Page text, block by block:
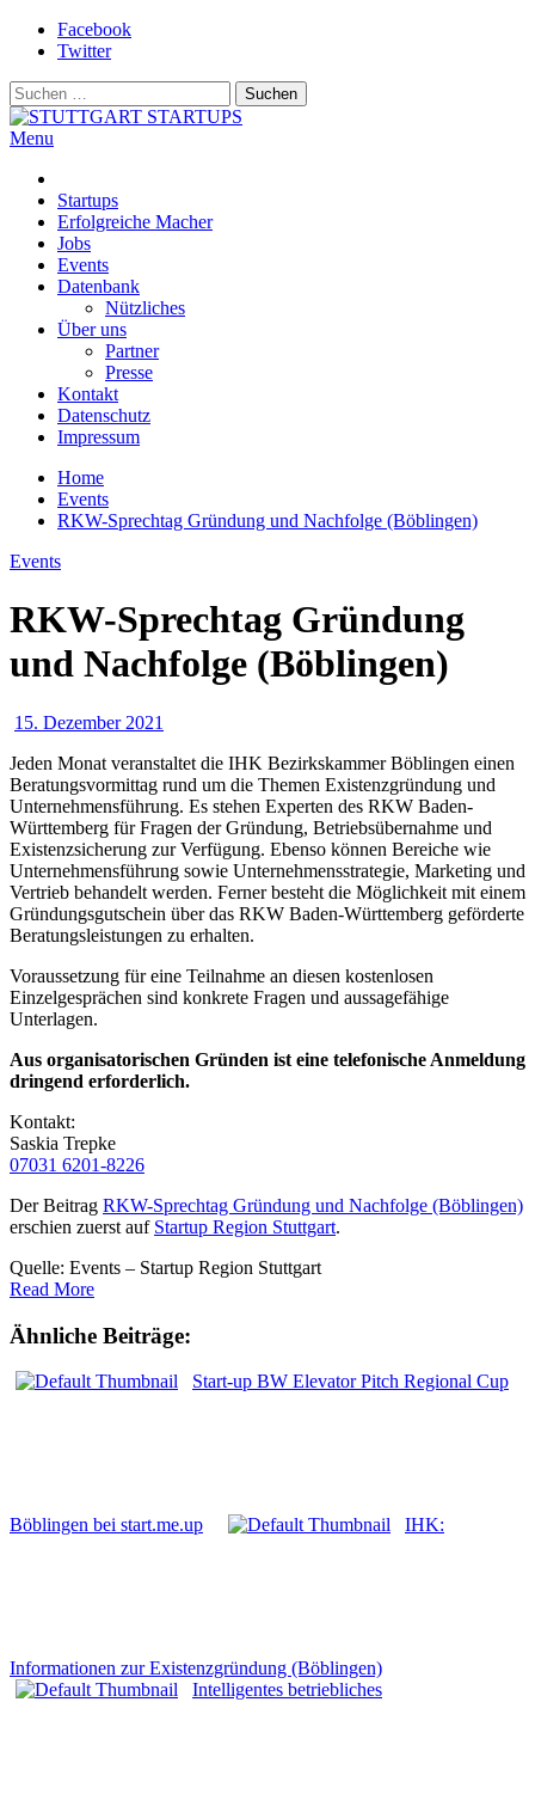
Skip
Facebook
Twitter
Suchen
nach:
Württemberg
Menu
Startups
Erfolgreiche Macher
Jobs
Events
Datenbank
Nützliches
Über uns
Partner
Presse
Kontakt
Datenschutz
Impressum
Home
Events
RKW-Sprechtag Gründung und Nachfolge (Böblingen)
Events
RKW-Sprechtag Gründung
und Nachfolge (Böblingen)
15. Dezember 2021
Jeden Monat veranstaltet die IHK Bezirkskammer Böblingen einen
Beratungsvormittag rund um die Themen Existenzgründung und
Unternehmensführung. Es stehen Experten des RKW Baden-
Württemberg für Fragen der Gründung, Betriebsübernahme und
Existenzsicherung zur Verfügung. Ebenso können Bereiche wie
Unternehmensführung sowie Unternehmensstrategie, Marketing und
Vertrieb behandelt werden. Ferner besteht die Möglichkeit mit einem
Gründungsgutschein über das RKW Baden-Württemberg geförderte
Beratungsleistungen zu erhalten.
Voraussetzung für eine Teilnahme an diesen kostenlosen
Einzelgesprächen sind konkrete Fragen und aussagefähige
Unterlagen.
Aus organisatorischen Gründen ist eine telefonische Anmeldung
dringend erforderlich.
Kontakt:
Saskia Trepke
07031 6201-8226
Der Beitrag RKW-Sprechtag Gründung und Nachfolge (Böblingen)
erschien zuerst auf Startup Region Stuttgart.
Quelle: Events – Startup Region Stuttgart
Read More
Ähnliche Beiträge:
Start-up BW Elevator Pitch Regional Cup
Böblingen bei start.me.up IHK:
Informationen zur Existenzgründung (Böblingen)
Intelligentes betriebliches